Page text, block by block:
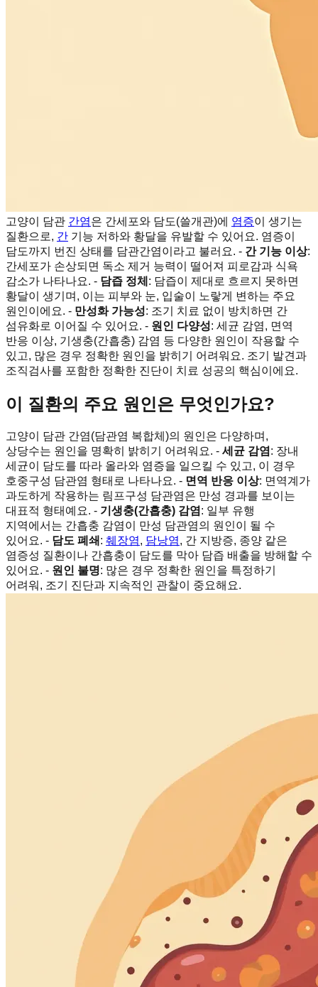
고양이 담관 간염은 간세포와 담도(쓸개관)에 염증이 생기는
질환으로, 간 기능 저하와 황달을 유발할 수 있어요. 염증이
담도까지 번진 상태를 담관간염이라고 불러요. - 간 기능 이상:
간세포가 손상되면 독소 제거 능력이 떨어져 피로감과 식욕
감소가 나타나요. - 담즙 정체 : 담즙이 제대로 흐르지 못하면
황달이 생기며, 이는 피부와 눈, 입술이 노랗게 변하는 주요
원인이에요. - 만성화 가능성: 조기 치료 없이 방치하면 간
섬유화로 이어질 수 있어요. - 원인 다양성: 세균 감염, 면역
반응 이상, 기생충(간흡충) 감염 등 다양한 원인이 작용할 수
있고, 많은 경우 정확한 원인을 밝히기 어려워요. 조기 발견과
조직검사를 포함한 정확한 진단이 치료 성공의 핵심이에요.
이 질환의 주요 원인은 무엇인가요?
고양이 담관 간염(담관염 복합체)의 원인은 다양하며,
상당수는 원인을 명확히 밝히기 어려워요. - 세균 감염: 장내
세균이 담도를 따라 올라와 염증을 일으킬 수 있고, 이 경우
호중구성 담관염 형태로 나타나요. - 면역 반응 이상: 면역계가
과도하게 작용하는 림프구성 담관염은 만성 경과를 보이는
대표적 형태예요. - 기생충(간흡충) 감염: 일부 유행
지역에서는 간흡충 감염이 만성 담관염의 원인이 될 수
있어요. - 담도 폐쇄 : 췌장염, 담낭염, 간 지방증, 종양 같은
염증성 질환이나 간흡충이 담도를 막아 담즙 배출을 방해할 수
있어요. - 원인 불명: 많은 경우 정확한 원인을 특정하기
어려워, 조기 진단과 지속적인 관찰이 중요해요.